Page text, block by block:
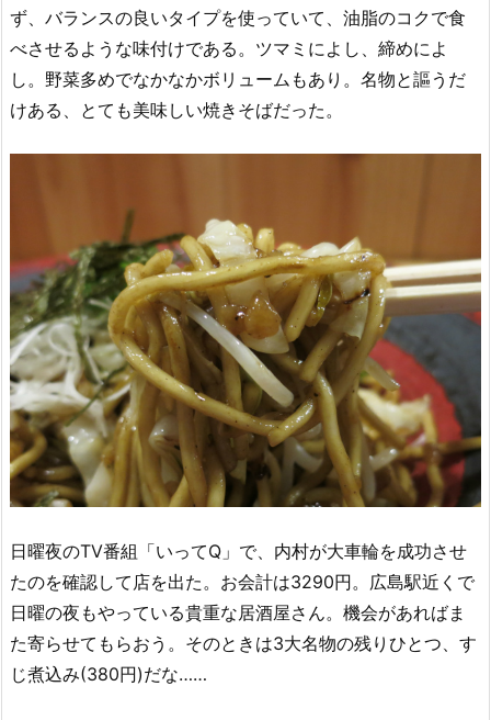
ず、バランスの良いタイプを使っていて、油脂のコクで食
べさせるような味付けである。ツマミによし、締めによ
し。野菜多めでなかなかボリュームもあり。名物と謳うだ
けある、とても美味しい焼きそばだった。
日曜夜のTV番組「いってQ」で、内村が大車輪を成功させ
たのを確認して店を出た。お会計は3290円。広島駅近くで
日曜の夜もやっている貴重な居酒屋さん。機会があればま
た寄らせてもらおう。そのときは3大名物の残りひとつ、す
じ煮込み(380円)だな……